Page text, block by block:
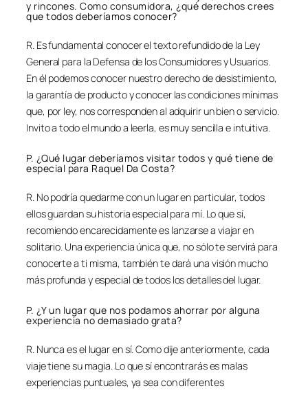
y rincones. Como consumidora, ¿qué derechos crees
que todos deberíamos conocer?
R. Es fundamental conocer el texto refundido de la Ley
General para la Defensa de los Consumidores y Usuarios.
En él podemos conocer nuestro derecho de desistimiento,
la garantía de producto y conocer las condiciones mínimas
que, por ley, nos corresponden al adquirir un bien o servicio.
Invito a todo el mundo a leerla, es muy sencilla e intuitiva.
P. ¿Qué lugar deberíamos visitar todos y qué tiene de
especial para Raquel Da Costa?
R. No podría quedarme con un lugar en particular, todos
ellos guardan su historia especial para mí. Lo que sí,
recomiendo encarecidamente es lanzarse a viajar en
solitario. Una experiencia única que, no sólo te servirá para
conocerte a ti misma, también te dará una visión mucho
más profunda y especial de todos los detalles del lugar.
P. ¿Y un lugar que nos podamos ahorrar por alguna
experiencia no demasiado grata?
R. Nunca es el lugar en sí. Como dije anteriormente, cada
viaje tiene su magia. Lo que sí encontrarás es malas
experiencias puntuales, ya sea con diferentes